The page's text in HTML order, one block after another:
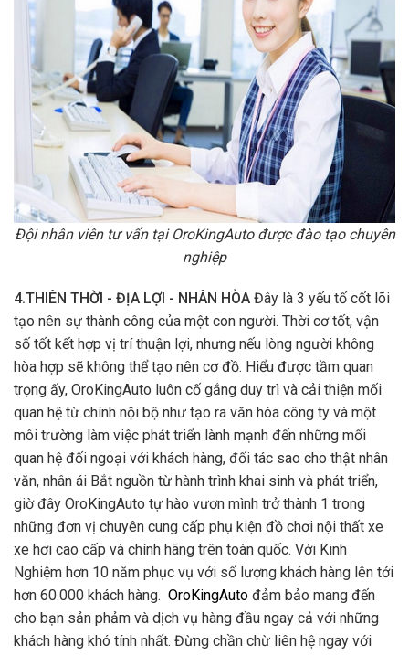
Đội nhân viên tư vấn tại OroKingAuto được đào tạo chuyên
nghiệp
4.THIÊN THỜI - ĐỊA LỢI - NHÂN HÒA Đây là 3 yếu tố cốt lõi
tạo nên sự thành công của một con người. Thời cơ tốt, vận
số tốt kết hợp vị trí thuận lợi, nhưng nếu lòng người không
hòa hợp sẽ không thể tạo nên cơ đồ. Hiểu được tầm quan
trọng ấy, OroKingAuto luôn cố gắng duy trì và cải thiện mối
quan hệ từ chính nội bộ như tạo ra văn hóa công ty và một
môi trường làm việc phát triển lành mạnh đến những mối
quan hệ đối ngoại với khách hàng, đối tác sao cho thật nhân
văn, nhân ái Bắt nguồn từ hành trình khai sinh và phát triển,
giờ đây OroKingAuto tự hào vươn mình trở thành 1 trong
những đơn vị chuyên cung cấp phụ kiện đồ chơi nội thất xe
xe hơi cao cấp và chính hãng trên toàn quốc. Với Kinh
Nghiệm hơn 10 năm phục vụ với số lượng khách hàng lên tới
hơn 60.000 khách hàng. OroKingAuto đảm bảo mang đến
cho bạn sản phảm và dịch vụ hàng đầu ngay cả với những
khách hàng khó tính nhất. Đừng chần chừ liên hệ ngay với